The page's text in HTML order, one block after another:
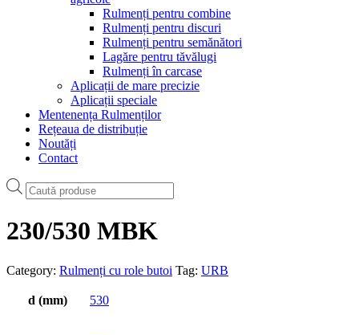
Rulmenți pentru combine
Rulmenți pentru discuri
Rulmenți pentru semănători
Lagăre pentru tăvălugi
Rulmenți în carcase
Aplicații de mare precizie
Aplicații speciale
Mentenența Rulmenților
Rețeaua de distribuție
Noutăți
Contact
Products
search
230/530 MBK
Category: Rulmenți cu role butoi Tag: URB
d (mm) 530